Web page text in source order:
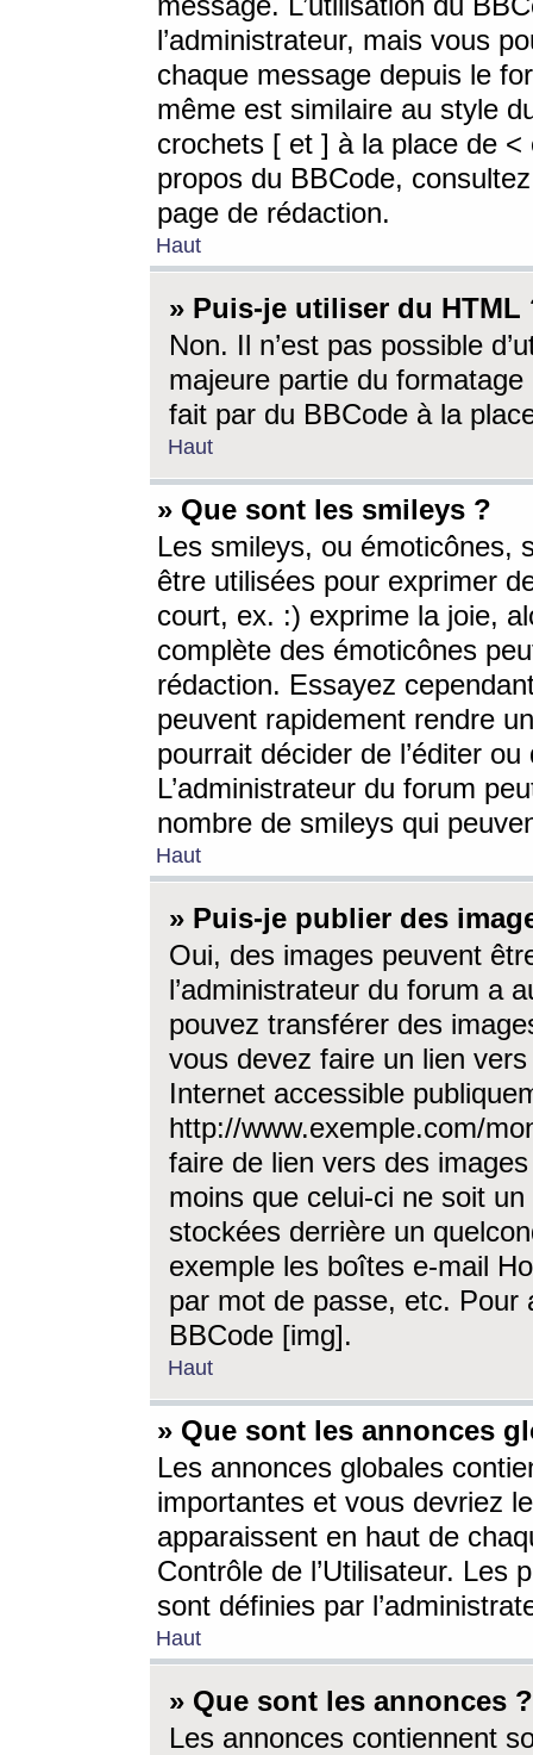
l’administrateur, mais vous
chaque message depuis le
même est similaire au style
crochets [ et ] à la place de <
propos du BBCode,
page de rédaction.
Haut
» Puis-je utiliser du HTML
Non. Il n’est pas possible
majeure partie du
fait par du BBCode à la
Haut
» Que sont les smileys ?
Les smileys, ou émoticônes,
être utilisées pour exprimer
court, ex. :) exprime la joie,
complète des émoticônes
rédaction. Essayez
peuvent rapidement rendre
pourrait décider de l’éditer
L’administrateur du forum
nombre de smileys qui
Haut
» Puis-je publier des
Oui, des images peuvent
l’administrateur du forum a
pouvez transférer des
vous devez faire un lien
Internet accessible
http://www.exemple.com/
faire de lien vers des
moins que celui-ci ne soit
stockées derrière un
exemple les boîtes e-mail
par mot de passe, etc. Pour
BBCode [img].
Haut
» Que sont les annonces
Les annonces globales
importantes et vous devriez
apparaissent en haut de
Contrôle de l’Utilisateur. Les
sont définies par
Haut
» Que sont les annonces ?
Les annonces contiennent